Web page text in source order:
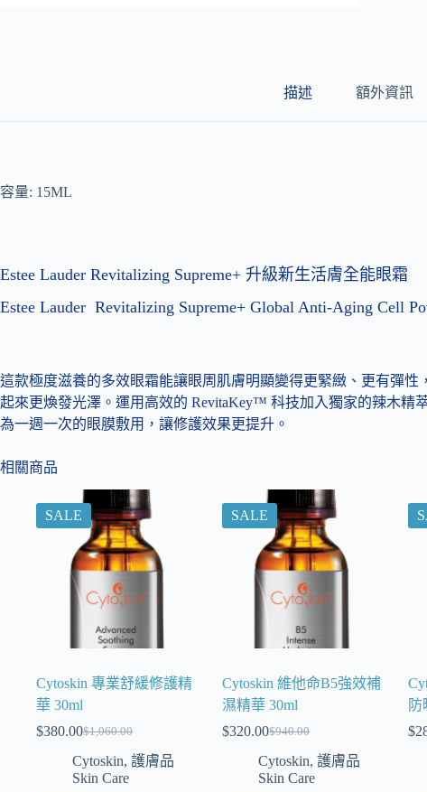
描述 額外資訊
容量: 15ML
Estee Lauder Revitalizing Supreme+ 升級新生活膚全能眼霜
Estee Lauder Revitalizing Supreme+ Global Anti-Aging Cell
這款極度滋養的多效眼霜能讓眼周肌膚明顯變得更緊緻、更有彈
起來更煥發光澤。運用高效的 RevitaKey™ 科技加入獨家的辣木精
為一週一次的眼膜敷用，讓修護效果更提升。
相關商品
SALE
Cytoskin 專業舒緩修護精
華 30ml
$1,060.00
$380.00
Cytoskin, 護膚品
Skin Care
SALE
Cytoskin 維他命B5強效補
濕精華 30ml
$940.00
$320.00
Cytoskin,護膚品
Skin Care
防
$